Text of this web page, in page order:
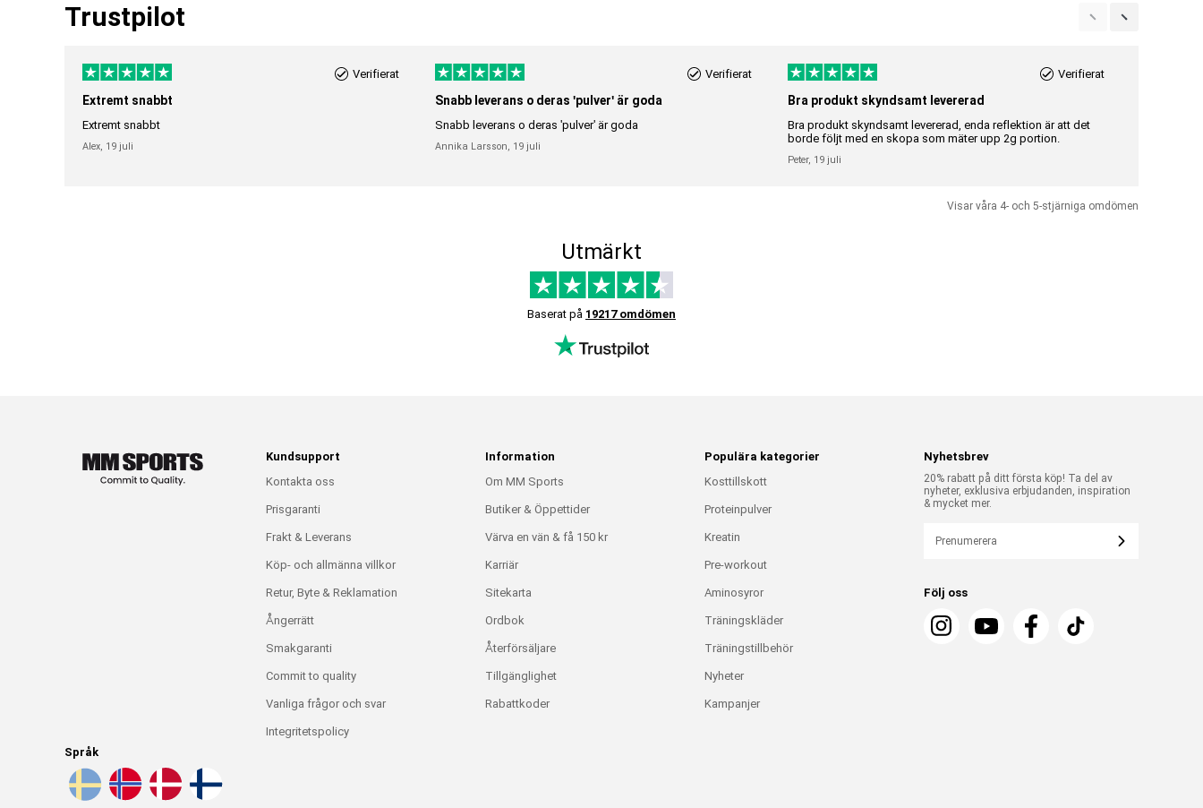
Trustpilot
Verifierat
Extremt snabbt
Extremt snabbt
Alex, 19 juli
Verifierat
Snabb leverans o deras 'pulver' är goda
Snabb leverans o deras 'pulver' är goda
Annika Larsson, 19 juli
Verifierat
Bra produkt skyndsamt levererad
Bra produkt skyndsamt levererad, enda reflektion är att det
borde följt med en skopa som mäter upp 2g portion.
Peter, 19 juli
Visar våra 4- och 5-stjärniga omdömen
Utmärkt
Baserat på 19217 omdömen
Kundsupport
Kontakta oss
Prisgaranti
Frakt & Leverans
Köp- och allmänna villkor
Retur, Byte & Reklamation
Ångerrätt
Smakgaranti
Commit to quality
Vanliga frågor och svar
Integritetspolicy
Information
Om MM Sports
Butiker & Öppettider
Värva en vän & få 150 kr
Karriär
Sitekarta
Ordbok
Återförsäljare
Tillgänglighet
Rabattkoder
Populära kategorier
Kosttillskott
Proteinpulver
Kreatin
Pre-workout
Aminosyror
Träningskläder
Träningstillbehör
Nyheter
Kampanjer
Språk
Nyhetsbrev
20% rabatt på ditt första köp! Ta del av
nyheter, exklusiva erbjudanden, inspiration
& mycket mer.
Prenumerera
Följ oss